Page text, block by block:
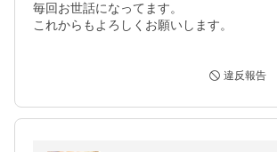
毎回お世話になってます。
これからもよろしくお願いします。
違反報告